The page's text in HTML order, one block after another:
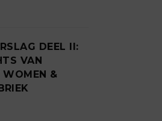
DEEL II:
VAN
WOMEN &